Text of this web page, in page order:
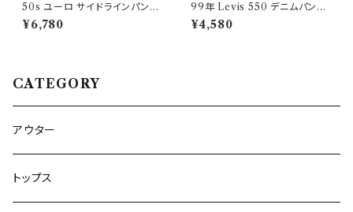
50s ユーロ サイドラインパンツ
ウールパンツ ワイドスラックドレ
スパンツ
¥6,780
99年 Levis 550 デニムパンツ
ワイドデニム リーバイス ヴィン
テージ 21
¥4,580
CATEGORY
アウター
トップス